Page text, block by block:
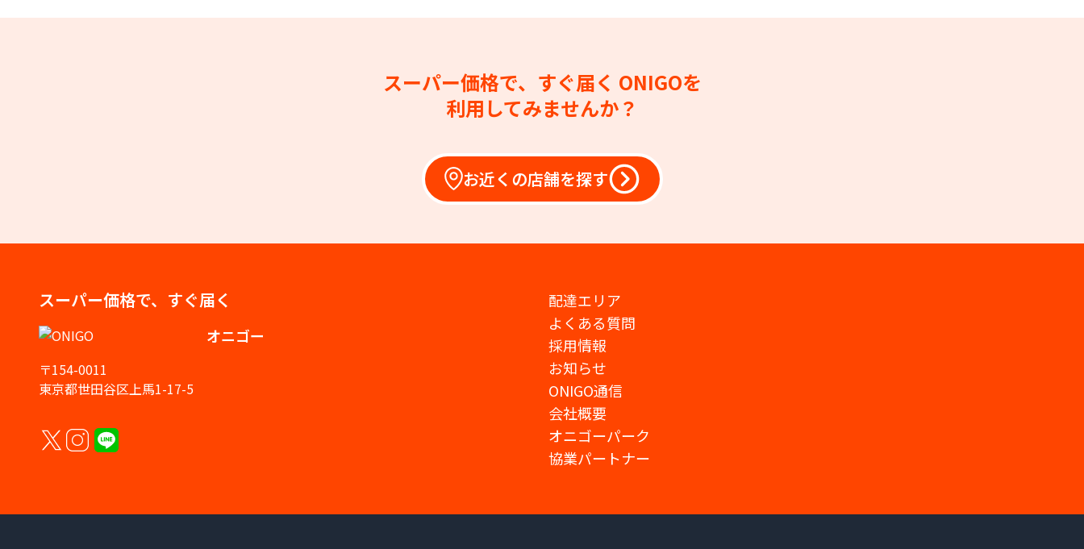
スーパー価格で、すぐ届く ONIGOを
利用してみませんか？
お近くの店舗を探す
スーパー価格で、すぐ届く
オニゴー
〒154-0011
東京都世田谷区上馬1-17-5
配達エリア
よくある質問
採用情報
お知らせ
ONIGO通信
会社概要
オニゴーパーク
協業パートナー